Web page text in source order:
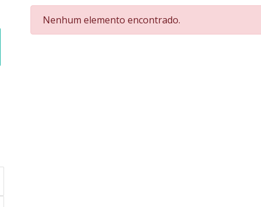
Nenhum elemento encontrado.